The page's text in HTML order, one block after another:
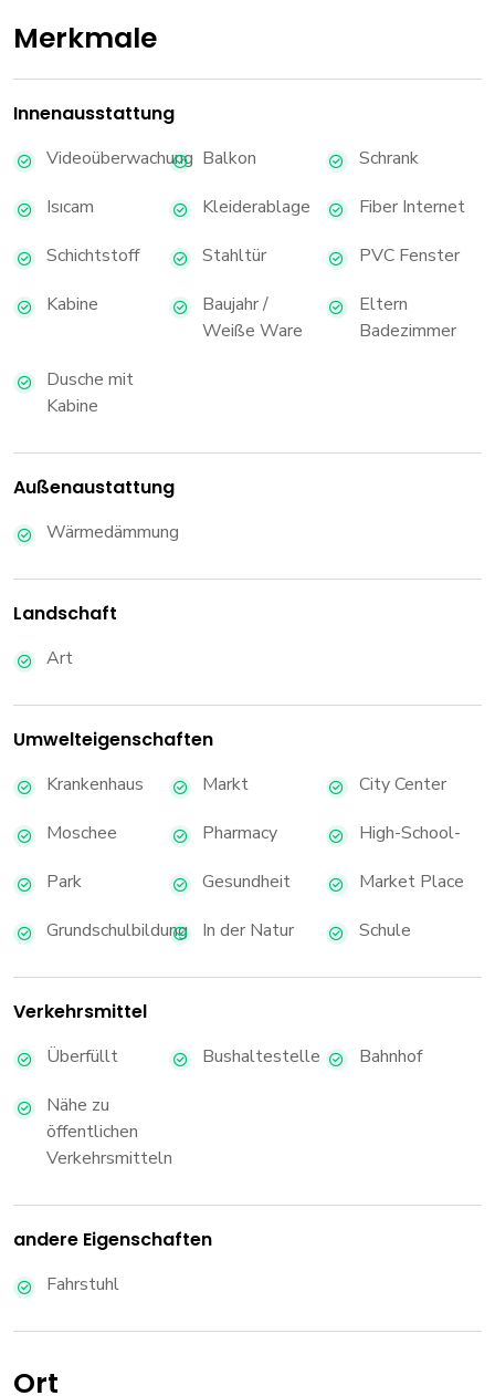
Merkmale
Innenausstattung
Videoüberwachung Balkon
Schrank
Isıcam
Kleiderablage
Fiber Internet
Schichtstoff
Stahltür
PVC Fenster
Kabine
Baujahr /
Weiße Ware
Eltern
Badezimmer
Dusche mit
Kabine
Außenaustattung
Wärmedämmung
Landschaft
Art
Umwelteigenschaften
Krankenhaus Markt
City Center
Moschee
Pharmacy
High-School-
Park
Gesundheit
Market Place
Grundschulbildung
In der Natur Schule
Verkehrsmittel
Überfüllt Bushaltestelle
Bahnhof
Nähe zu
öffentlichen
Verkehrsmitteln
andere Eigenschaften
Fahrstuhl
Ort